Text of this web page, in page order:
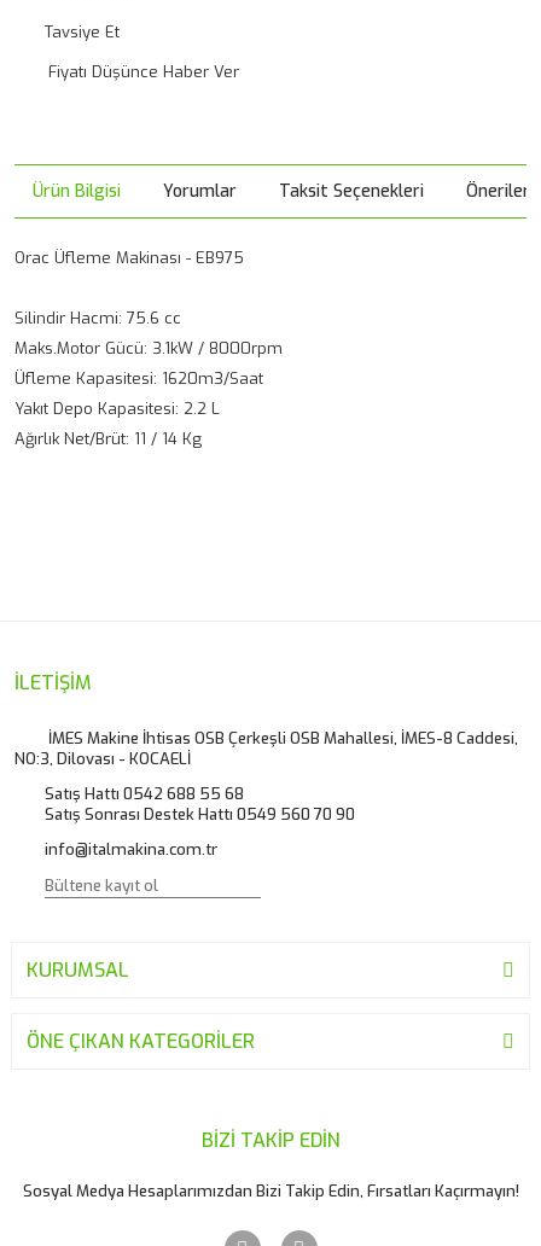
Tavsiye Et
Fiyatı Düşünce Haber Ver
Ürün Bilgisi Yorumlar Taksit Seçenekleri
Orac Üfleme Makinası - EB975
Silindir Hacmi: 75.6 cc
Maks.Motor Gücü: 3.1kW / 8000rpm
Üfleme Kapasitesi: 1620m3/Saat
Yakıt Depo Kapasitesi: 2.2 L
Ağırlık Net/Brüt: 11 / 14 Kg
Ürün resmi kalitesiz, bozuk veya görüntülenemiyor.
Ürün bilgilerinde hatalar bulunuyor.
Ürün fiyatı diğer sitelerden daha pahalı.
Bu ürüne benzer farklı alternatifler olmalı.
İLETİŞİM
İMES Makine İhtisas OSB Çerkeşli OSB Mahallesi, İMES-8 Caddesi,
NO:3, Dilovası - KOCAELİ
Satış Hattı 0542 688 55 68
Satış Sonrası Destek Hattı 0549 560 70 90
info@italmakina.com.tr
KURUMSAL
ÖNE ÇIKAN KATEGORİLER
BİZİ TAKİP EDİN
Sosyal Medya Hesaplarımızdan Bizi Takip Edin, Fırsatları Kaçırmayın!